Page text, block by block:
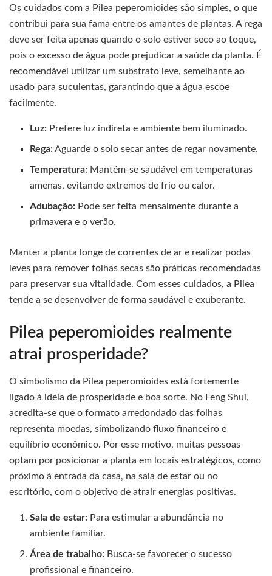
Os cuidados com a Pilea peperomioides são simples, o que
contribui para sua fama entre os amantes de plantas. A rega
deve ser feita apenas quando o solo estiver seco ao toque,
pois o excesso de água pode prejudicar a saúde da planta. É
recomendável utilizar um substrato leve, semelhante ao
usado para suculentas, garantindo que a água escoe
facilmente.
Luz: Prefere luz indireta e ambiente bem iluminado.
Rega:Aguarde o solo secar antes de regar novamente.
Temperatura: Mantém-se saudável em temperaturas
amenas, evitando extremos de frio ou calor.
Adubação: Pode ser feita mensalmente durante a
primavera e o verão.
Manter a planta longe de correntes de ar e realizar podas
leves para remover folhas secas são práticas recomendadas
para preservar sua vitalidade. Com esses cuidados, a Pilea
tende a se desenvolver de forma saudável e exuberante.
Pilea peperomioides realmente
atrai prosperidade?
O simbolismo da Pilea peperomioides está fortemente
ligado à ideia de prosperidade e boa sorte. No Feng Shui,
acredita-se que o formato arredondado das folhas
representa moedas, simbolizando fluxo financeiro e
equilíbrio econômico. Por esse motivo, muitas pessoas
optam por posicionar a planta em locais estratégicos, como
próximo à entrada da casa, na sala de estar ou no
escritório, com o objetivo de atrair energias positivas.
Sala de estar: Para estimular a abundância no
ambiente familiar.
Área de trabalho: Busca-se favorecer o sucesso
profissional e financeiro.